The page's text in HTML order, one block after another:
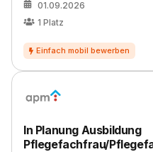
01.09.2026
1 Platz
In Planung Ausbildung
Pflegefachfrau/